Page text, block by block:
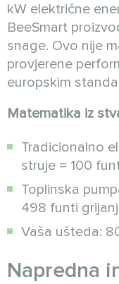
kW električne
BeeSmart
snage. Ovo nije
provjerene
europskim
Matematika iz
Tradicionalno
struje = 100
Toplinska
498 funti
Vaša ušteda:
Napredna